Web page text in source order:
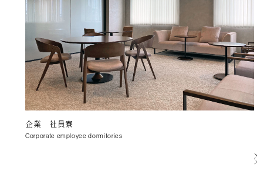
企業 社員寮
Corporate employee dormitories